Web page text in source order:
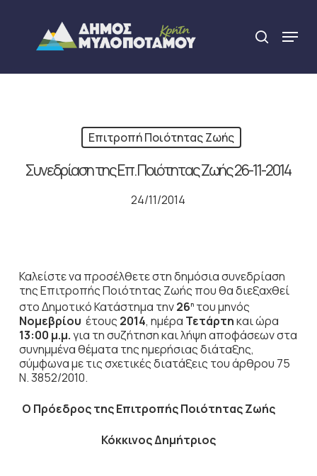
content
search
Menu
Επιτροπή Ποιότητας Ζωής
Συνεδρίαση της Επ. Ποιότητας Ζωής 26-11-2014
24/11/2014
Καλείστε να προσέλθετε στη δημόσια συνεδρίαση
της Επιτροπής Ποιότητας Ζωής που θα διεξαχθεί
στο Δημοτικό Κατάστημα την26ητου μηνός
Νομεβρίου έτους 2014, ημέρα Τετάρτηκαι ώρα
13:00 μ.μ.για τη συζήτησηκαι λήψη αποφάσεων στα
συνημμένα θέματα της ημερήσιας διάταξης,
σύμφωνα με τις σχετικές διατάξεις του άρθρου 75
Ν. 3852/2010.
Ο Πρόεδροςτης Επιτροπής Ποιότητας Ζωής
Κόκκινος Δημήτριος
Close